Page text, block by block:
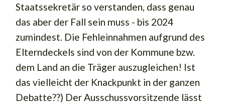
Staatssekretär so verstanden, dass genau
das aber der Fall sein muss - bis 2024
zumindest. Die Fehleinnahmen aufgrund des
Elterndeckels sind von der Kommune bzw.
dem Land an die Träger auszugleichen! Ist
das vielleicht der Knackpunkt in der ganzen
Debatte??) Der Ausschussvorsitzende lässt